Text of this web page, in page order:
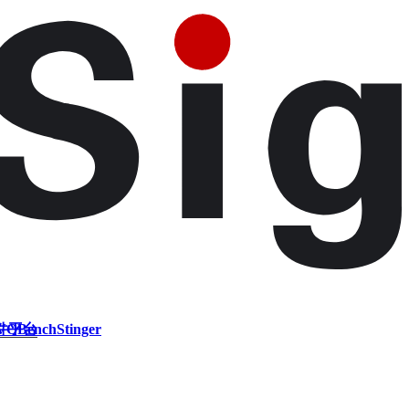
平台 Stinger